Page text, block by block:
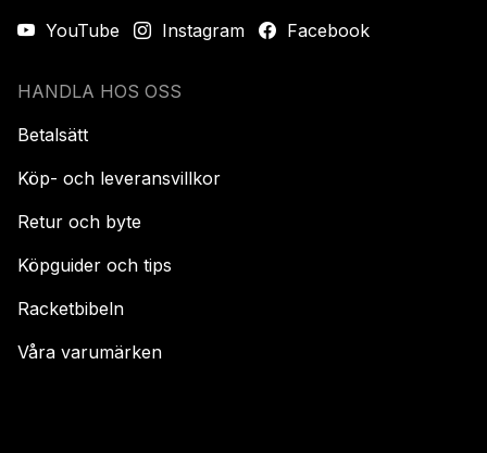
YouTube
Instagram Facebook
HANDLA HOS OSS
Betalsätt
Köp- och leveransvillkor
Retur och byte
Köpguider och tips
Racketbibeln
Våra varumärken